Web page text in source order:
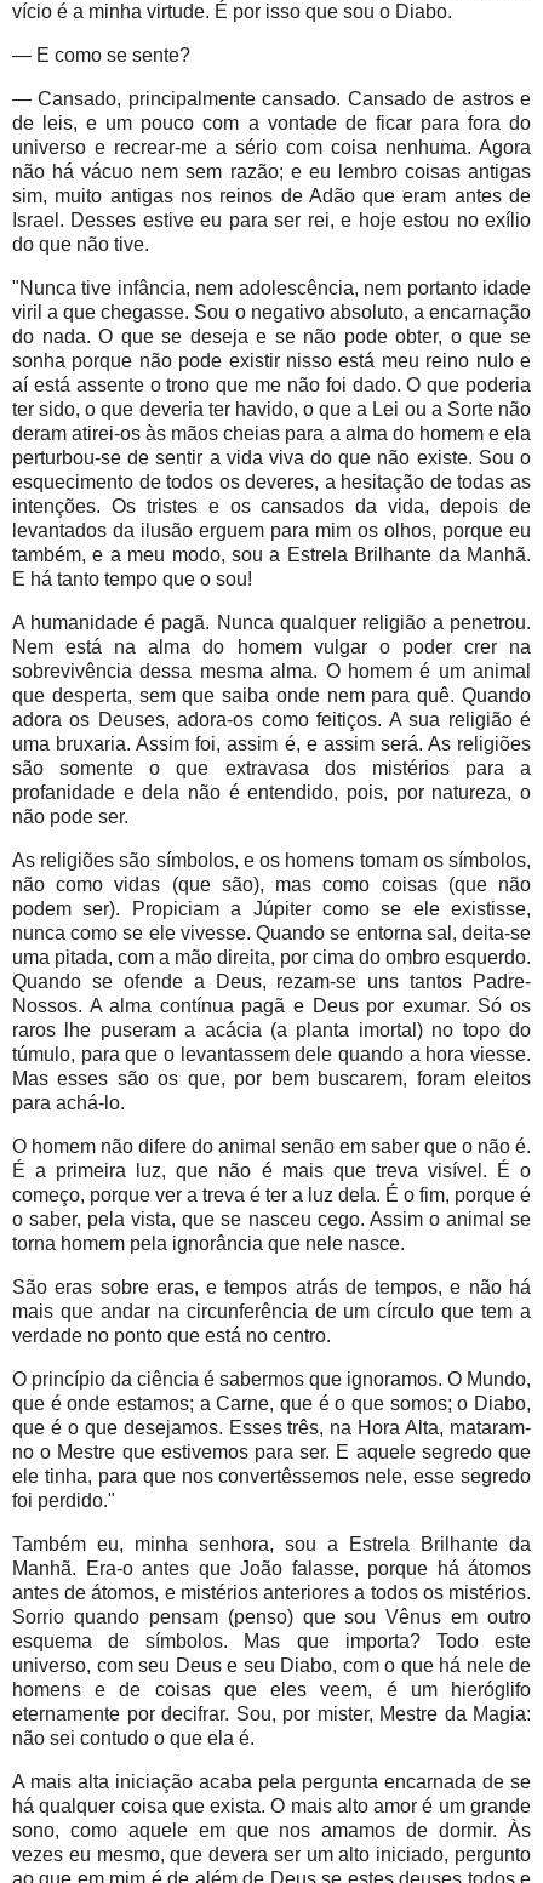
vício é a minha virtude. É por isso que sou o Diabo.
— E como se sente?
— Cansado, principalmente cansado. Cansado de astros e
de leis, e um pouco com a vontade de ficar para fora do
universo e recrear-me a sério com coisa nenhuma. Agora
não há vácuo nem sem razão; e eu lembro coisas antigas
sim, muito antigas nos reinos de Adão que eram antes de
Israel. Desses estive eu para ser rei, e hoje estou no exílio
do que não tive.
"Nunca tive infância, nem adolescência, nem portanto idade
viril a que chegasse. Sou o negativo absoluto, a encarnação
do nada. O que se deseja e se não pode obter, o que se
sonha porque não pode existir nisso está meu reino nulo e
aí está assente o trono que me não foi dado. O que poderia
ter sido, o que deveria ter havido, o que a Lei ou a Sorte não
deram atirei-os às mãos cheias para a alma do homem e ela
perturbou-se de sentir a vida viva do que não existe. Sou o
esquecimento de todos os deveres, a hesitação de todas as
intenções. Os tristes e os cansados da vida, depois de
levantados da ilusão erguem para mim os olhos, porque eu
também, e a meu modo, sou a Estrela Brilhante da Manhã.
E há tanto tempo que o sou!
A humanidade é pagã. Nunca qualquer religião a penetrou.
Nem está na alma do homem vulgar o poder crer na
sobrevivência dessa mesma alma. O homem é um animal
que desperta, sem que saiba onde nem para quê. Quando
adora os Deuses, adora-os como feitiços. A sua religião é
uma bruxaria. Assim foi, assim é, e assim será. As religiões
são somente o que extravasa dos mistérios para a
profanidade e dela não é entendido, pois, por natureza, o
não pode ser.
As religiões são símbolos, e os homens tomam os símbolos,
não como vidas (que são), mas como coisas (que não
podem ser). Propiciam a Júpiter como se ele existisse,
nunca como se ele vivesse. Quando se entorna sal, deita-se
uma pitada, com a mão direita, por cima do ombro esquerdo.
Quando se ofende a Deus, rezam-se uns tantos Padre-
Nossos. A alma contínua pagã e Deus por exumar. Só os
raros lhe puseram a acácia (a planta imortal) no topo do
túmulo, para que o levantassem dele quando a hora viesse.
Mas esses são os que, por bem buscarem, foram eleitos
para achá-lo.
O homem não difere do animal senão em saber que o não é.
É a primeira luz, que não é mais que treva visível. É o
começo, porque ver a treva é ter a luz dela. É o fim, porque é
o saber, pela vista, que se nasceu cego. Assim o animal se
torna homem pela ignorância que nele nasce.
São eras sobre eras, e tempos atrás de tempos, e não há
mais que andar na circunferência de um círculo que tem a
verdade no ponto que está no centro.
O princípio da ciência é sabermos que ignoramos. O Mundo,
que é onde estamos; a Carne, que é o que somos; o Diabo,
que é o que desejamos. Esses três, na Hora Alta, mataram-
no o Mestre que estivemos para ser. E aquele segredo que
ele tinha, para que nos convertêssemos nele, esse segredo
foi perdido."
Também eu, minha senhora, sou a Estrela Brilhante da
Manhã. Era-o antes que João falasse, porque há átomos
antes de átomos, e mistérios anteriores a todos os mistérios.
Sorrio quando pensam (penso) que sou Vênus em outro
esquema de símbolos. Mas que importa? Todo este
universo, com seu Deus e seu Diabo, com o que há nele de
homens e de coisas que eles veem, é um hieróglifo
eternamente por decifrar. Sou, por mister, Mestre da Magia:
não sei contudo o que ela é.
A mais alta iniciação acaba pela pergunta encarnada de se
há qualquer coisa que exista. O mais alto amor é um grande
sono, como aquele em que nos amamos de dormir. Às
vezes eu mesmo, que devera ser um alto iniciado, pergunto